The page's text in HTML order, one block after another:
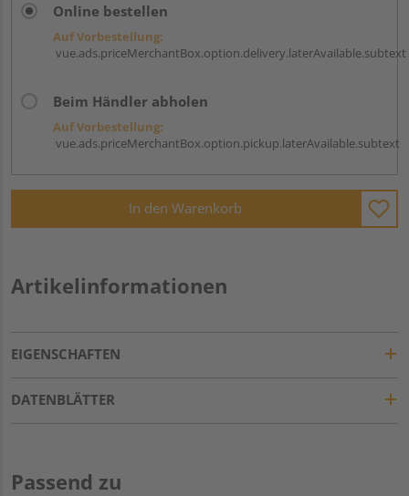
Online bestellen
Auf Vorbestellung:
vue.ads.priceMerchantBox.option.delivery.laterAvailable.subtext
Beim Händler abholen
Auf Vorbestellung:
vue.ads.priceMerchantBox.option.pickup.laterAvailable.subtext
In den Warenkorb
Artikelinformationen
EIGENSCHAFTEN
DATENBLÄTTER
Passend zu